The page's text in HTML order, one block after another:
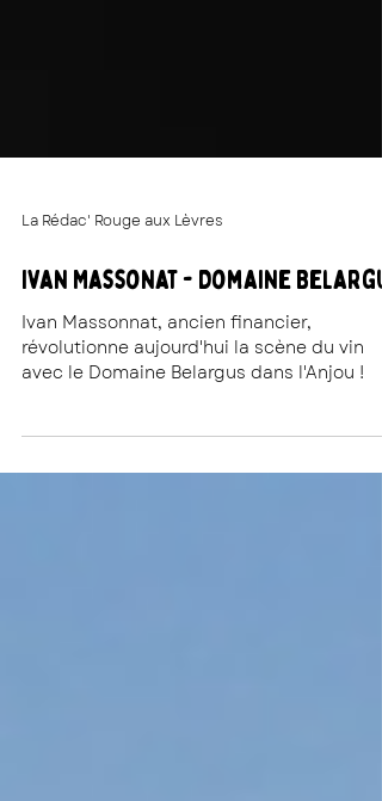
La Rédac' Rouge aux Lèvres
Ivan Massonat - Domaine
Ivan Massonnat, ancien financier,
avec le Domaine Belargus dans l'Anjou !